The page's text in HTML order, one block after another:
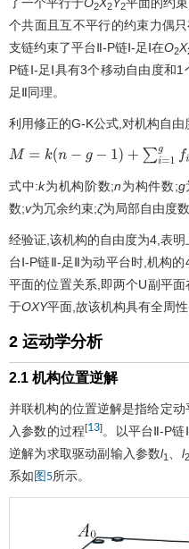
2 2 2
个共面且互不平行的约束力偶
支链约束了平台Ⅱ-P链Ⅰ-足Ⅰ在O2X
P链Ⅰ-足Ⅰ具有3个移动自由度和1
足Ⅱ同理。
利用修正的G-K公式,对机构自由
M= k(n −g−1)+ ∑ =1 gfi +v−ζ=6×( 10
式中:k为机构阶数;n为构件数;g
数;v为冗余约束;ζ为局部自由度数
经验证,该机构的自由度为4,表明
台Ⅰ-P链Ⅱ-足Ⅱ为动平台时,机构
平面的位置关系,即两个U副平
于OXY平面,故该机构具有全周性
2 运动学分析
2.1 机构位置逆解
并联机构的位置逆解是指给定
入参数的过程[13]。以平台Ⅱ-P链
逆解为求取驱动副输入参数l1 l2
系如 图5所示。